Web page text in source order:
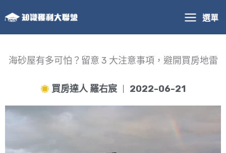
至
主
選單
海砂屋有多可怕？留意 3 大注意事項，避開買房地雷
買房達人 羅右宸 2022-06-21